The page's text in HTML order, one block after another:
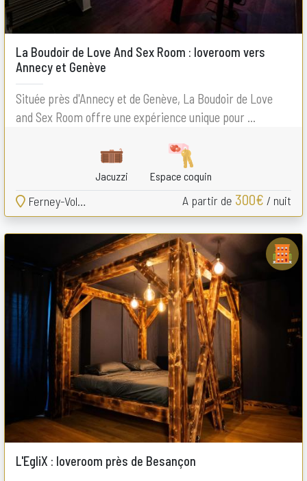
La Boudoir de Love And Sex Room : loveroom vers
Annecy et Genève
Située près d'Annecy et de Genève, La Boudoir de Love
and Sex Room offre une expérience unique pour ...
Jacuzzi Espace coquin
Ferney-Voltaire A partir de 300€ / nuit
L'EgliX : loveroom près de Besançon